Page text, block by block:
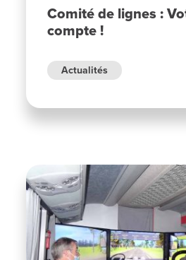
Comité de lignes :
compte !
Actualités